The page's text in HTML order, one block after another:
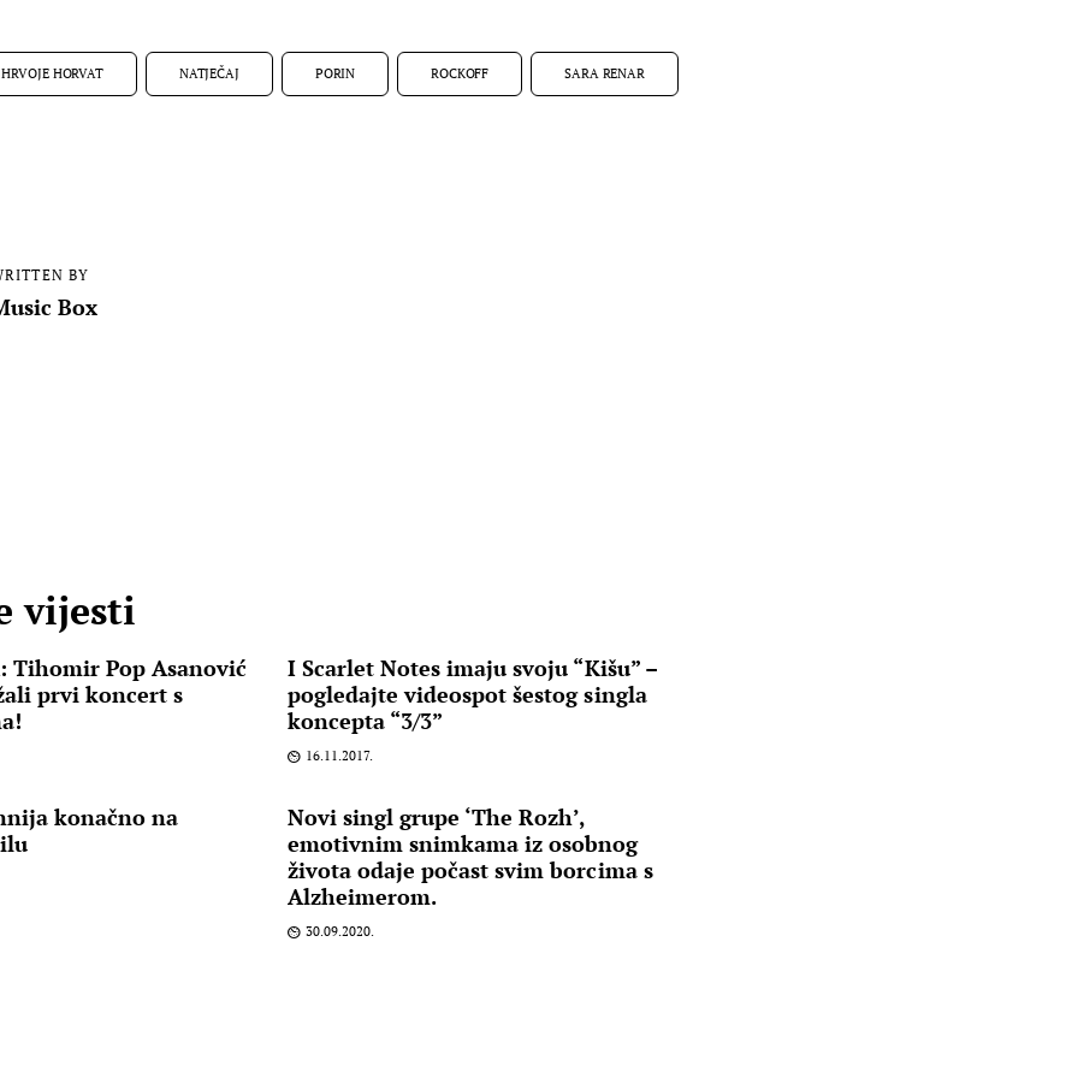
HRVOJE HORVAT NATJEČAJ PORIN ROCKOFF SARA RENAR
BY
Box
vijesti
Tihomir Pop Asanović
prvi koncert s
I Scarlet Notes imaju svoju “Kišu” –
pogledajte videospot šestog singla
koncepta “3/3”
16.11.2017.
konačno na
Novi singl grupe ‘The Rozh’,
emotivnim snimkama iz osobnog
života odaje počast svim borcima s
Alzheimerom.
30.09.2020.